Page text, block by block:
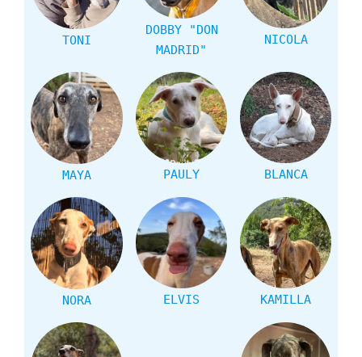
TONI
DOBBY "DON
MADRID"
NICOLA
MAYA PAULY BLANCA
NORA ELVIS KAMILLA